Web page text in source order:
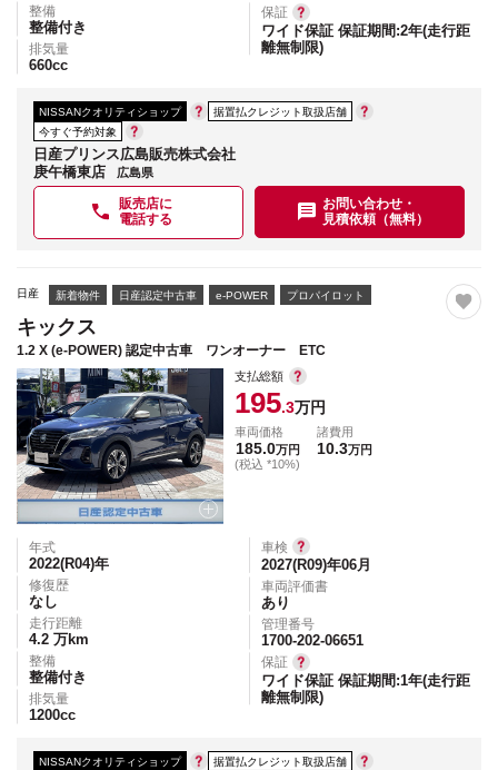
整備
整備付き
排気量
660cc
保証
ワイド保証 保証期間:2年(走行距
離無制限)
NISSANクオリティショップ
据置払クレジット取扱店舗
今すぐ予約対象
日産プリンス広島販売株式会社
庚午橋東店
広島県
販売店に
電話する
お問い合わせ・
見積依頼（無料）
日産 新着物件 日産認定中古車 e-POWER プロパイロット
キックス
1.2 X (e-POWER) 認定中古車 ワンオーナー ETC
支払総額
195.3万円
車両価格
185.0万円
(税込 *10%)
諸費用
10.3万円
年式
2022(R04)年
修復歴
なし
走行距離
4.2 万km
整備
整備付き
排気量
1200cc
車検
2027(R09)年06月
車両評価書
あり
管理番号
1700-202-06651
保証
ワイド保証 保証期間:1年(走行距
離無制限)
NISSANクオリティショップ
据置払クレジット取扱店舗